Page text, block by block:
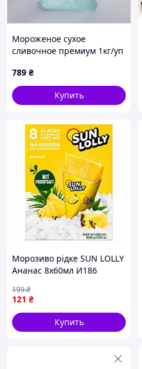
Мороженое сухое
сливочное премиум 1кг/уп
мс00001ёё
789 ₴
Купить
Морозиво рідке SUN LOLLY
Ананас 8х60мл И186
121 ₴
199₴
Купить